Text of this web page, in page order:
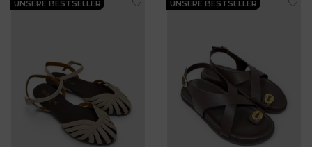
UNSERE BESTSELLER UNSERE BESTSELLER